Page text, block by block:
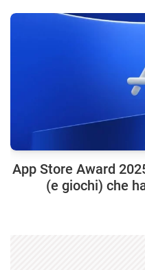
App Store Award
(e giochi) che